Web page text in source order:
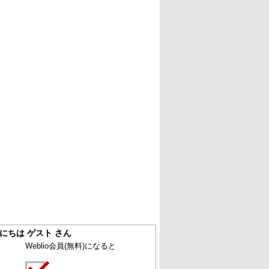
ちは ゲスト さん
Weblio会員(無料)になると